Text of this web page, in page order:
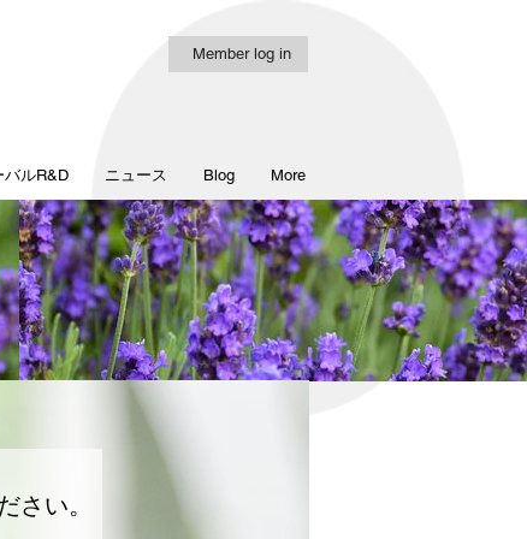
Member log in
バルR&D ニュース Blog More
さい。